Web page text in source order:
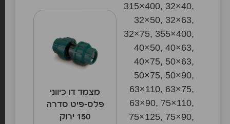
315×400, 32×40,
32×50, 32×63,
32×75, 355×400,
40×50, 40×63,
40×75, 50×63,
50×75, 50×90,
63×110, 63×75,
63×90, 75×110,
75×125, 75×90,
מצמד דו כיווני
פלס-פיט סדרה
150 ירוק